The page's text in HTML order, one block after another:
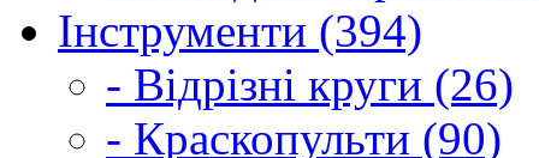
Інструменти (394)
- Відрізні круги (26)
- Краскопульти (90)